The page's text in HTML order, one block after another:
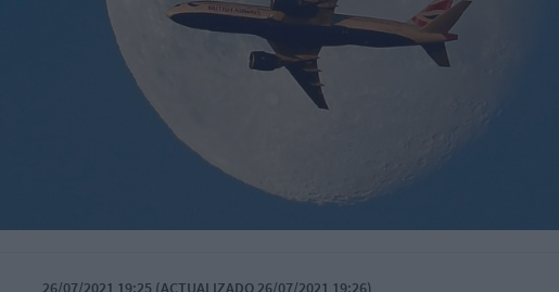
26/07/2021 19:25 (ACTUALIZADO 26/07/2021 19:26)